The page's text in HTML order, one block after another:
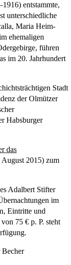
ent­stammte,
unterschiedliche
Maria Heim­
ehemaligen
führen
im 20. Jahr­hundert
Stadt
der Olmützer
Habsburger
das
2015) zum
Adalbert Stifter
im
Eintritte und
75 € p. P. steht